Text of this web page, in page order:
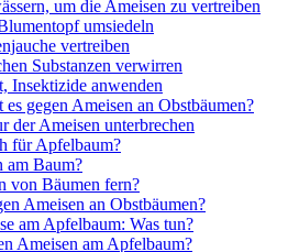
um die Ameisen zu vertreiben
umsiedeln
vertreiben
Substanzen verwirren
Insektizide anwenden
gegen Ameisen an Obstbäumen?
der Ameisen unterbrechen
für Apfelbaum?
am Baum?
von Bäumen fern?
Ameisen an Obstbäumen?
am Apfelbaum: Was tun?
Ameisen am Apfelbaum?